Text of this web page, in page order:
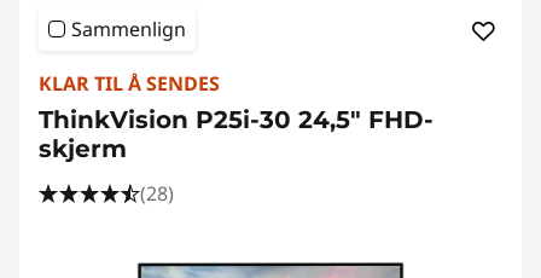
Sammenlign
KLAR TIL Å SENDES
ThinkVision P25i-30 24,5" FHD-
skjerm
(28)